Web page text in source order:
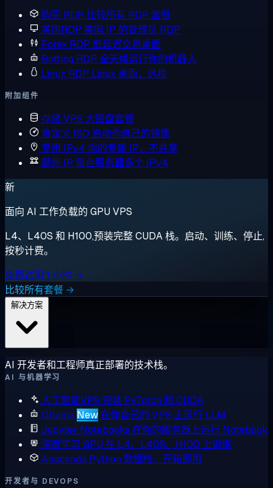
购买 RDP 比较所有 RDP 套餐
美国RDP 美国 IP 的管理员 RDP
Forex RDP 低延迟交易桌面
Botting RDP 全天候运行你的机器人
Linux RDP Linux 桌面，远程
附加组件
存储 VPS 大磁盘套餐
自定义 ISO 启动你自己的镜像
专用 IPv4 你的专属 IP，不共享
额外 IP 每台服务器多个 IPv4
新
面向 AI 工作负载的 GPU VPS
L4、L40S 和 H100,预装完整 CUDA 栈。启动、训练、停止,
按秒计费。
免费试用 1 小时 →
比较所有套餐 →
AI 开发者和工程师真正部署的技术栈。
AI 与机器学习
人工智能VPS 预装 PyTorch 和 CUDA
Ollama New在你自己的 VPS 上运行 LLM
Jupyter Notebooks 在你的服务器上运行 Notebook
深度学习 GPU 在 L4、L40S、H100 上训练
Anaconda Python 数据栈，开箱即用
开发者与 DEVOPS